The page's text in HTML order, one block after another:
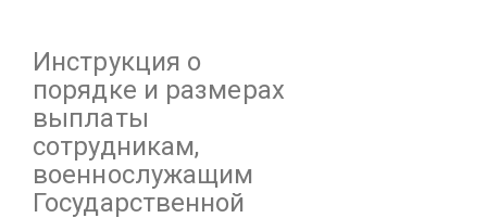
Инструкция о
порядке и размерах
выплаты
сотрудникам,
военнослужащим
Государственной